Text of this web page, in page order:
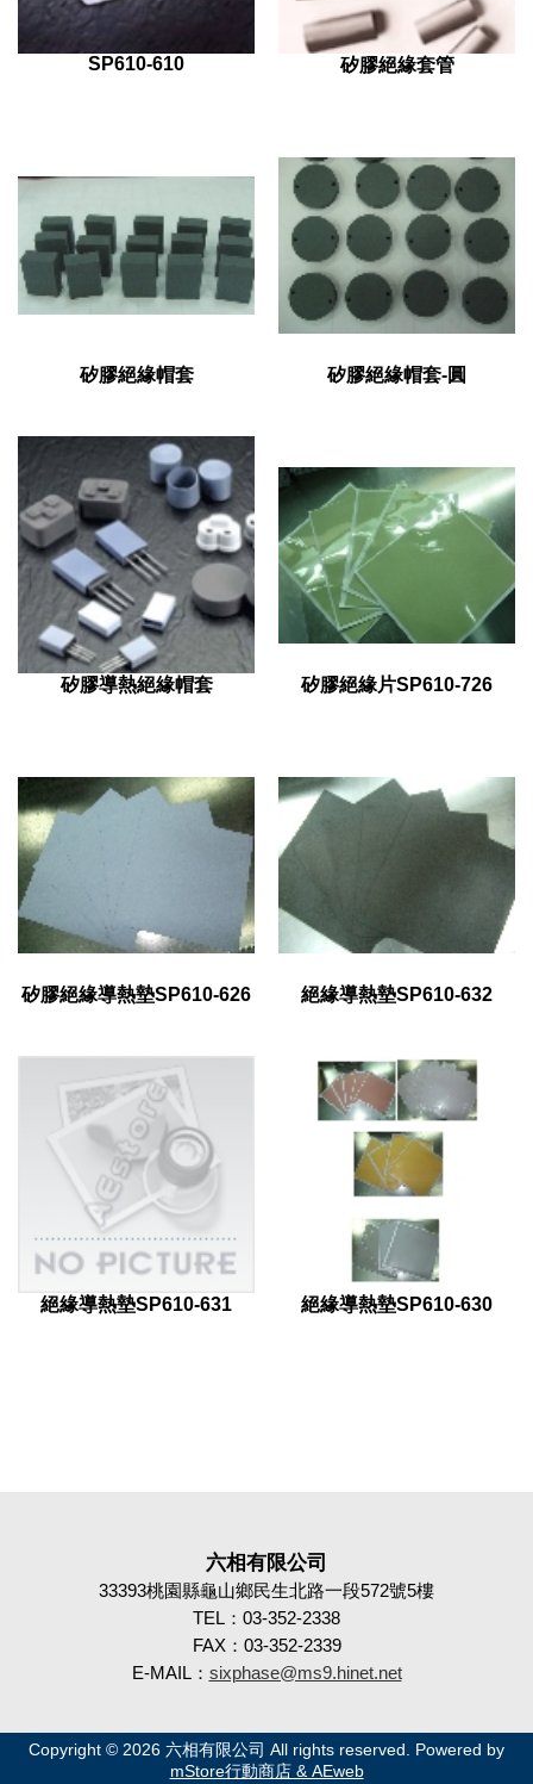
SP610-610 矽膠絕緣套管
矽膠絕緣帽套 矽膠絕緣帽套-圓
矽膠導熱絕緣帽套 矽膠絕緣片SP610-726
矽膠絕緣導熱墊SP610-626 絕緣導熱墊SP610-632
絕緣導熱墊SP610-631 絕緣導熱墊SP610-630
六相有限公司
33393桃園縣龜山鄉民生北路一段572號5樓
TEL：03-352-2338
FAX：03-352-2339
E-MAIL： sixphase@ms9.hinet.net
Copyright © 2026 六相有限公司 All rights reserved. Powered by
mStore行動商店 & AEweb